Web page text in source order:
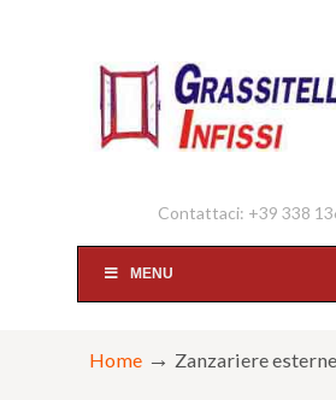
Contattaci: +39 338
MENU
Home → Zanzariere